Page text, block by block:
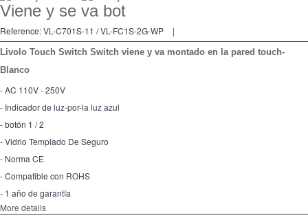
2 Ways
tomado
accesorios
Pièces
Apoyo
Espace PRO
Viene y se va bot
Reference:VL-C701S-11 / VL-FC1S-2G-WP |
Livolo Touch Switch Switch viene y va montado en la pared touch-
Blanco
- AC 110V - 250V
- Indicador de luz-por-la luz azul
- botón 1 / 2
- Vidrio Templado De Seguro
- Norma CE
- Compatible con ROHS
- 1 año de garantía
More details